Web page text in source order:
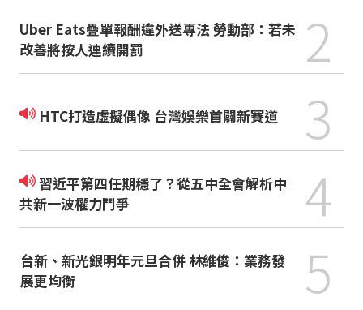
Uber Eats疊單報酬違外送專法 勞動部：若未
改善將按人連續開罰
2
HTC打造虛擬偶像 台灣娛樂首闢新賽道 3
習近平第四任期穩了？從五中全會解析中
共新一波權力鬥爭
4
台新、新光銀明年元旦合併 林維俊：業務發
展更均衡
5